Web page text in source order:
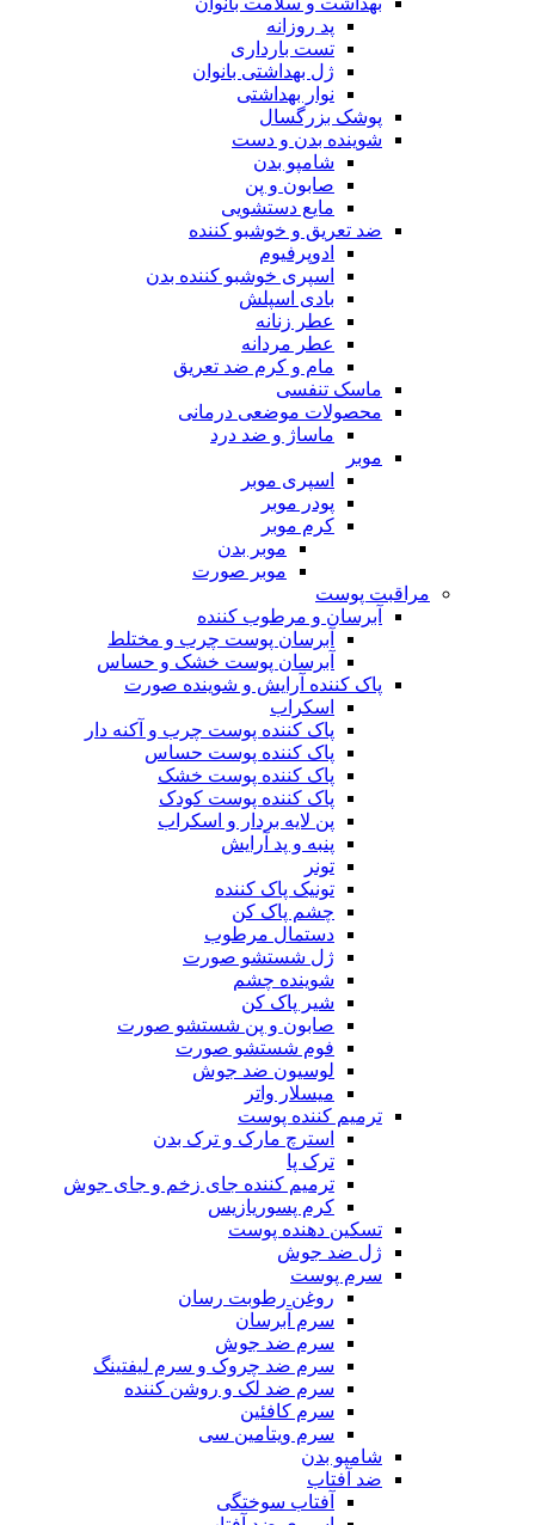
پد روزانه
تست بارداری
ژل بهداشتی بانوان
نوار بهداشتی
پوشک بزرگسال
شوینده بدن و دست
شامپو بدن
صابون و پن
مایع دستشویی
ضد تعریق و خوشبو کننده
ادوپرفیوم
اسپری خوشبو کننده بدن
بادی اسپلش
عطر زنانه
عطر مردانه
مام و کرم ضد تعریق
ماسک تنفسی
محصولات موضعی درمانی
ماساژ و ضد درد
موبر
اسپری موبر
پودر موبر
کرم موبر
موبر بدن
موبر صورت
مراقبت پوست
آبرسان و مرطوب کننده
آبرسان پوست چرب و مختلط
آبرسان پوست خشک و حساس
پاک کننده آرایش و شوینده صورت
اسکراب
پاک کننده پوست چرب و آکنه دار
پاک کننده پوست حساس
پاک کننده پوست خشک
پاک کننده پوست کودک
پن لایه بردار و اسکراب
پنبه و پد آرایش
تونر
تونیک پاک کننده
چشم پاک کن
دستمال مرطوب
ژل شستشو صورت
شوینده چشم
شیر پاک کن
صابون و پن شستشو صورت
فوم شستشو صورت
لوسیون ضد جوش
میسلار واتر
ترمیم کننده پوست
استرچ مارک و ترک بدن
ترک پا
ترمیم کننده جای زخم و جای جوش
کرم پسوریازیس
تسکین دهنده پوست
ژل ضد جوش
سرم پوست
روغن رطوبت رسان
سرم آبرسان
سرم ضد جوش
سرم ضد چروک و سرم لیفتینگ
سرم ضد لک و روشن کننده
سرم کافئین
سرم ویتامین سی
شامپو بدن
ضد آفتاب
آفتاب سوختگی